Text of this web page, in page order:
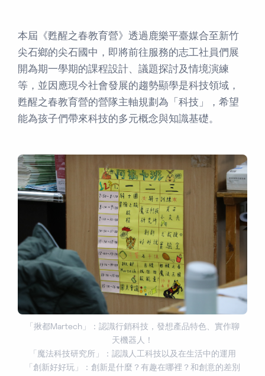
本屆《甦醒之春教育營》透過鹿樂平臺媒合至新竹
尖石鄉的尖石國中，即將前往服務的志工社員們展
開為期一學期的課程設計、議題探討及情境演練
等，並因應現今社會發展的趨勢顯學是科技領域，
甦醒之春教育營的營隊主軸規劃為「科技」，希望
能為孩子們帶來科技的多元概念與知識基礎。
「揪都Martech」：認識行銷科技，發想產品特色、實作聊
天機器人！
「魔法科技研究所」：認識人工科技以及在生活中的運用
「創新好好玩」：創新是什麼？有趣在哪裡？和創意的差別